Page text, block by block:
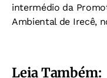
intermédio da
Ambiental de Irecê,
Leia Também: